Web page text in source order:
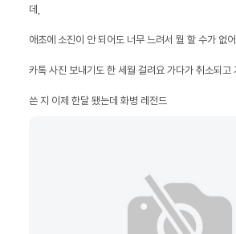
쓴 지 이제 한달 됐는데 화병 레전드